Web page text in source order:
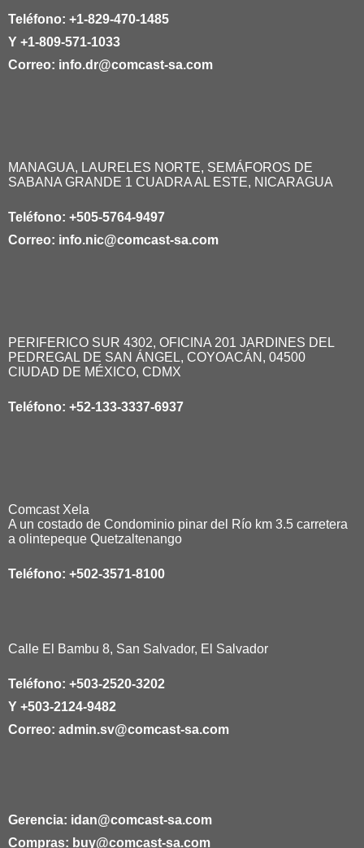
Teléfono: +1-829-470-1485
Y +1-809-571-1033
Correo: info.dr@comcast-sa.com
MANAGUA, LAURELES NORTE, SEMÁFOROS DE
SABANA GRANDE 1 CUADRA AL ESTE, NICARAGUA
Teléfono: +505-5764-9497
Correo: info.nic@comcast-sa.com
PERIFERICO SUR 4302, OFICINA 201 JARDINES DEL
PEDREGAL DE SAN ÁNGEL, COYOACÁN, 04500
CIUDAD DE MÉXICO, CDMX
Teléfono: +52-133-3337-6937
Comcast Xela
A un costado de Condominio pinar del Río km 3.5 carretera
a olintepeque Quetzaltenango
Teléfono: +502-3571-8100
Calle El Bambu 8, San Salvador, El Salvador
Teléfono: +503-2520-3202
Y +503-2124-9482
Correo: admin.sv@comcast-sa.com
Gerencia: idan@comcast-sa.com
Compras: buy@comcast-sa.com